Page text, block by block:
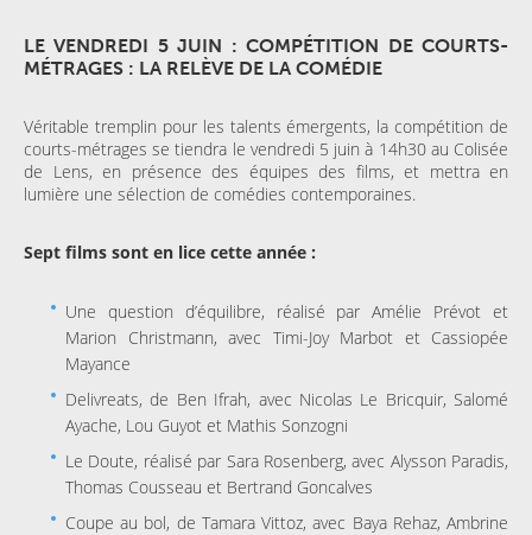
LE VENDREDI 5 JUIN : COMPÉTITION DE COURTS-
MÉTRAGES : LA RELÈVE DE LA COMÉDIE
Véritable tremplin pour les talents émergents, la compétition de
courts-métrages se tiendra le vendredi 5 juin à 14h30 au Colisée
de Lens, en présence des équipes des films, et mettra en
lumière une sélection de comédies contemporaines.
Sept films sont en lice cette année :
Une question d’équilibre, réalisé par Amélie Prévot et
Marion Christmann, avec Timi-Joy Marbot et Cassiopée
Mayance
Delivreats, de Ben Ifrah, avec Nicolas Le Bricquir, Salomé
Ayache, Lou Guyot et Mathis Sonzogni
Le Doute, réalisé par Sara Rosenberg, avec Alysson Paradis,
Thomas Cousseau et Bertrand Goncalves
Coupe au bol, de Tamara Vittoz, avec Baya Rehaz, Ambrine